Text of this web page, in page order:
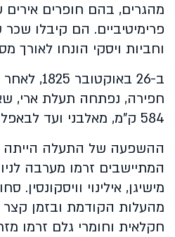
מהגרים, בהם חופרים
וחביות ויסקי הונחו לאורך
ב-26
584 ק"מ, מאלבני ועד לבאפלו.
ההשפעה של התעלה הייתה
המתיישבים זרמו מערבה
מישיגן, אילינוי וויסקונסין.
מהעלות הקודמת ובזמן
חקלאית וחומרי גלם זרמו